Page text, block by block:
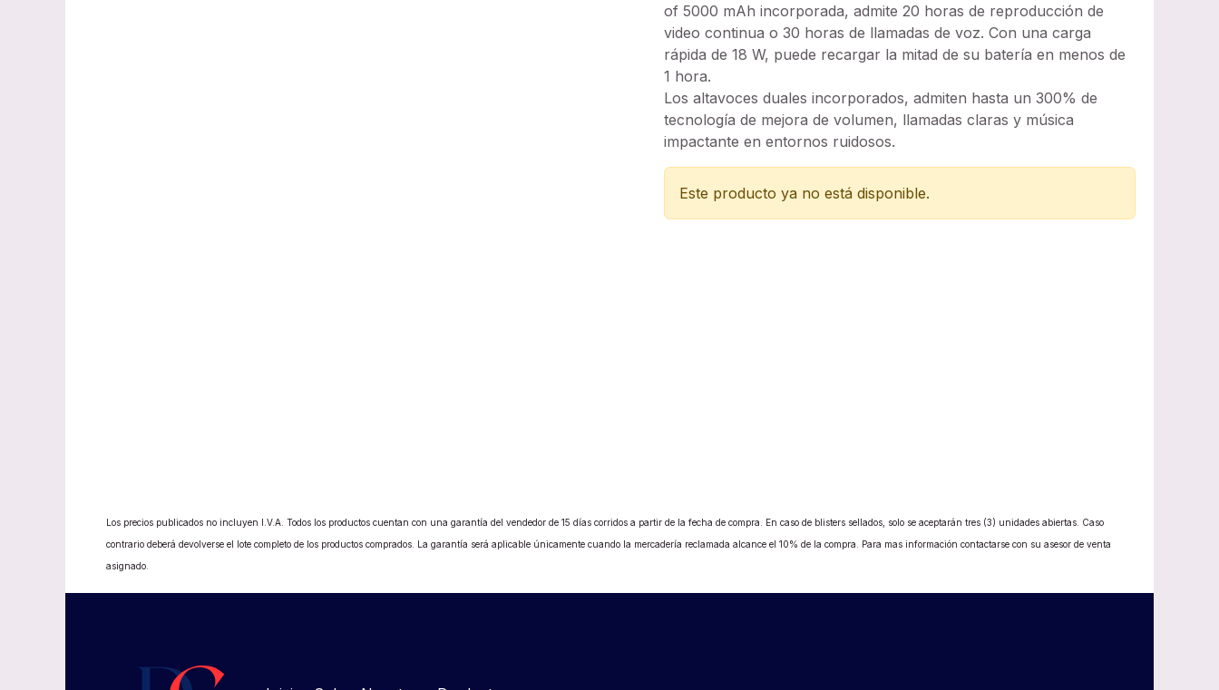
of 5000 mAh incorporada, admite 20 horas de reproducción de
video continua o 30 horas de llamadas de voz. Con una carga
rápida de 18 W, puede recargar la mitad de su batería en menos de
1 hora.
Los altavoces duales incorporados, admiten hasta un 300% de
tecnología de mejora de volumen, llamadas claras y música
impactante en entornos ruidosos.
Este producto ya no está disponible.
Los precios publicados no incluyen I.V.A. Todos los productos cuentan con una garantía del vendedor de 15 días corridos a partir de la fecha de compra. En caso de blisters sellados, solo se aceptarán tres (3) unidades abiertas. Caso
contrario deberá devolverse el lote completo de los productos comprados. La garantía será aplicable únicamente cuando la mercadería reclamada alcance el 10% de la compra. Para mas información contactarse con su asesor de venta
asignado.